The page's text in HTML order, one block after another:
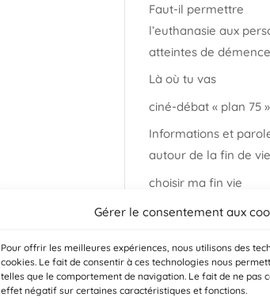
Gérer le consentement aux
Pour offrir les meilleures expériences, nous utilisons des
cookies. Le fait de consentir à ces technologies nous
telles que le comportement de navigation. Le fait de ne pas
effet négatif sur certaines caractéristiques et fonctions.
Faut-il permettre
l’euthanasie aux
atteintes de
Là où tu vas
ciné-débat « plan 75 »
Informations et
autour de la fin de vie
choisir ma fin vie
Salon « bien vieillir à